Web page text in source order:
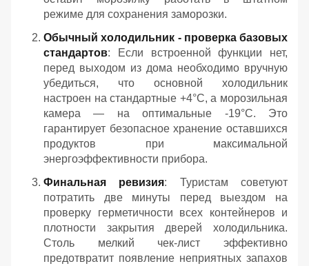
режиме для сохранения заморозки.
Обычный холодильник - проверка базовых
стандартов: Если встроенной функции нет,
перед выходом из дома необходимо вручную
убедиться, что основной холодильник
настроен на стандартные +4°C, а морозильная
камера — на оптимальные -19°C. Это
гарантирует безопасное хранение оставшихся
продуктов при максимальной
энергоэффективности прибора.
Финальная ревизия: Туристам советуют
потратить две минуты перед выездом на
проверку герметичности всех контейнеров и
плотности закрытия дверей холодильника.
Столь мелкий чек-лист эффективно
предотвратит появление неприятных запахов